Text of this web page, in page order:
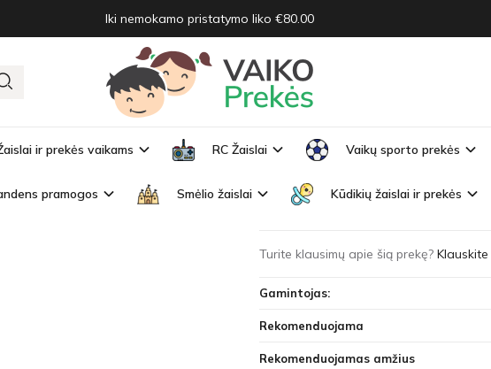
Iki nemokamo pristatymo liko €80.00
ir prekės vaikams RC Žaislai Vaikų sporto prekės
pramogos Smėlio žaislai Kūdikių žaislai ir prekės
cup PAW ZA3517
CUP PAW ZA3517
Prekės kodas:
Turimas kiekis:
Išparduota
Magiczna grzechotka na przyssawce
Turite klausimų apie šią prekę? Klauskite
Gamintojas:
Rekomenduojama
Rekomenduojamas amžius